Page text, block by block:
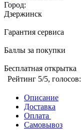
Город:
Дзержинск
Гарантия сервиса
Баллы за покупки
Бесплатная открытка
Рейтинг 5/5, голосов:
Описание
Доставка
Оплата
Самовывоз